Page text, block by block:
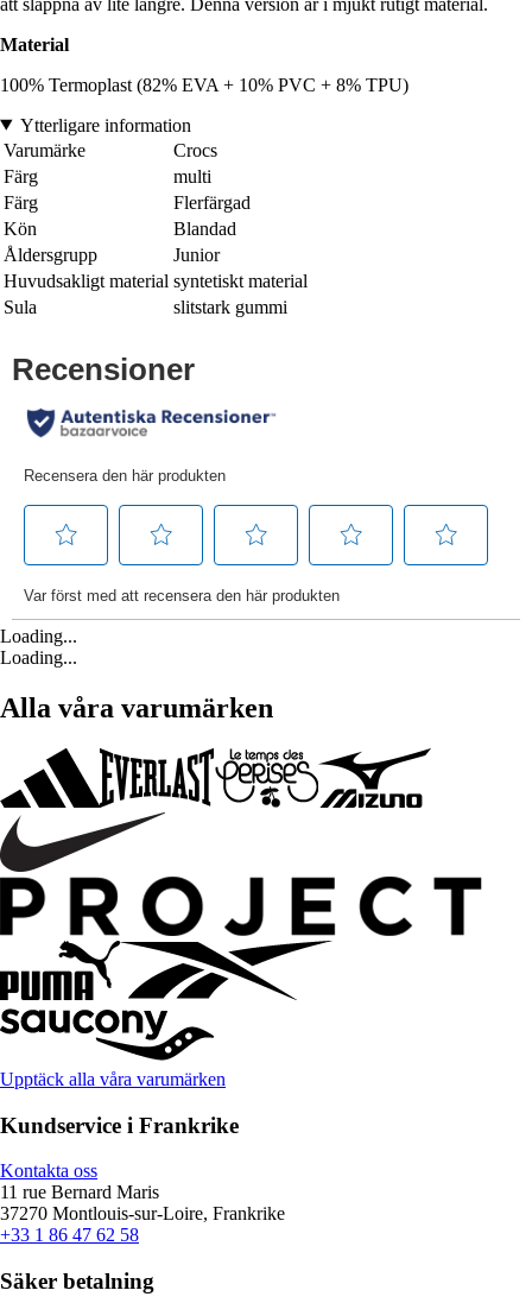
Material
100% Termoplast (82% EVA + 10% PVC + 8% TPU)
Ytterligare information
Varumärke
Crocs
Färg
multi
Färg
Flerfärgad
Kön
Blandad
Åldersgrupp
Junior
Huvudsakligt material syntetiskt material
Sula
slitstark gummi
Loading...
Loading...
Alla våra varumärken
Upptäck alla våra varumärken
Kundservice i Frankrike
Kontakta oss
11 rue Bernard Maris
37270 Montlouis-sur-Loire, Frankrike
+33 1 86 47 62 58
Säker betalning